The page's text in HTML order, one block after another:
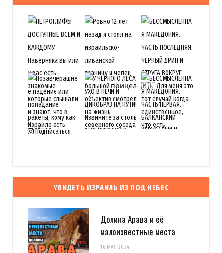
Подписаться
УВИДЕТЬ ИЗРАИЛЬ ИЗ ПОД НЕБЕС
Долина Арава и её
малоизвестные места
16 МАЯ 2024